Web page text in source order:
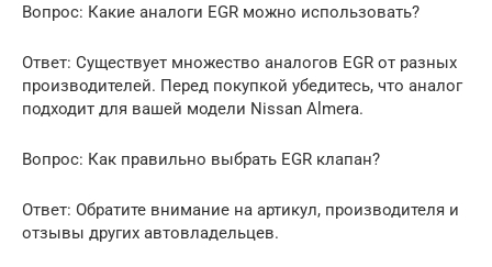
Вопрос: Какие аналоги EGR можно использовать?
Ответ: Существует множество аналогов EGR от разных
производителей. Перед покупкой убедитесь, что аналог
подходит для вашей модели Nissan Almera.
Вопрос: Как правильно выбрать EGR клапан?
Ответ: Обратите внимание на артикул, производителя и
отзывы других автовладельцев.